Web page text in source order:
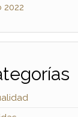
2022